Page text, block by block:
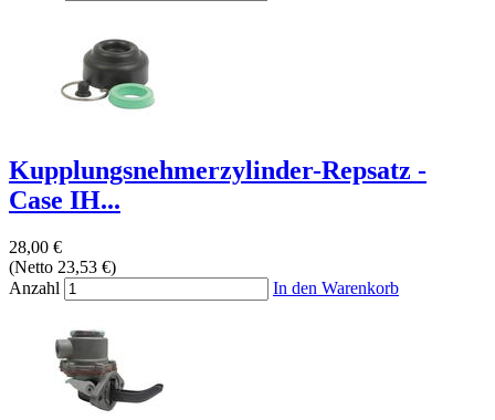
Kupplungsnehmerzylinder-Repsatz -
Case IH...
28,00 €
(Netto 23,53 €)
Anzahl
In den Warenkorb